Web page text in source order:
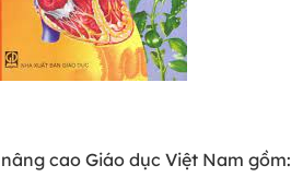
cao Giáo dục Việt Nam gồm: